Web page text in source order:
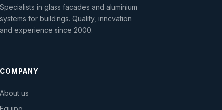
Specialists in glass facades and aluminium
systems for buildings. Quality, innovation
and experience since 2000.
COMPANY
About us